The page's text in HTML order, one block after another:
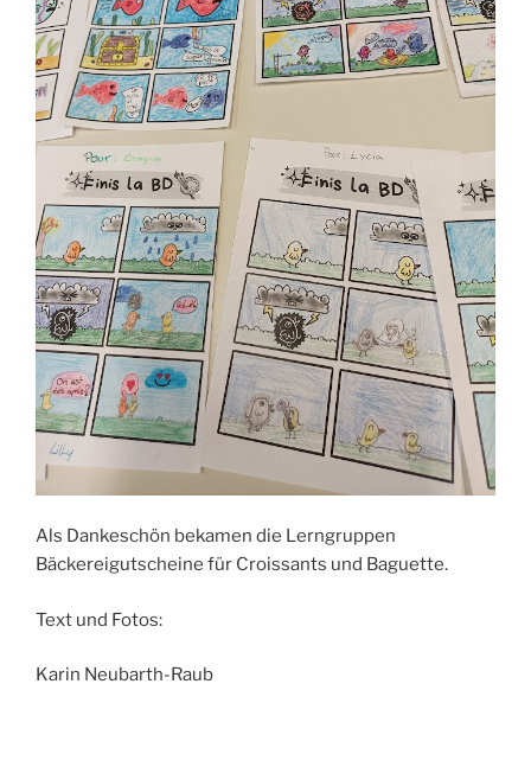
Als Dankeschön bekamen die Lerngruppen
Bäckereigutscheine für Croissants und Baguette.
Text und Fotos:
Karin Neubarth-Raub